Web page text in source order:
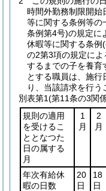
時間外勤務制限開始
等に関する条例等の
条例第4号)の規定に
休暇等に関する条例
の2第3項の規定によ
するまでの子を養育
とする職員は、施行
り、当該請求を行う
別表第1(第11条の3関
規則の適用
を受けるこ
ととなつた
日の属する
月
1
月
2
月
年次有給休
暇の日数
20
日
18
日